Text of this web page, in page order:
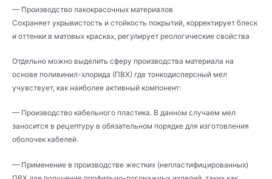
— Производство лакокрасочных материалов
Сохраняет укрывистость и стойкость покрытий, корректирует блеск
и оттенки в матовых красках, регулирует реологические свойства
Отдельно можно выделить сферу производства материала на
основе поливинил-хлорида (ПВХ) где тонкодисперсный мел
учувствует, как наиболее активный компонент:
— Производство кабельного пластика. В данном случаем мел
заносится в рецептуру в обязательном порядке для изготовления
оболочек кабелей.
— Применение в производстве жестких (непластифицированных)